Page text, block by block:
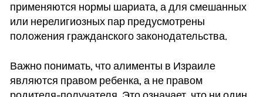
применяются нормы шариата, а для смешанных
или нерелигиозных пар предусмотрены
положения гражданского законодательства.
Важно понимать, что алименты в Израиле
являются правом ребенка, а не правом